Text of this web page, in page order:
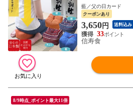
藍／父の日カード
クーポンあり
3,650円 送料込み
33
信寿食
8/9時点_ポイント最大11倍